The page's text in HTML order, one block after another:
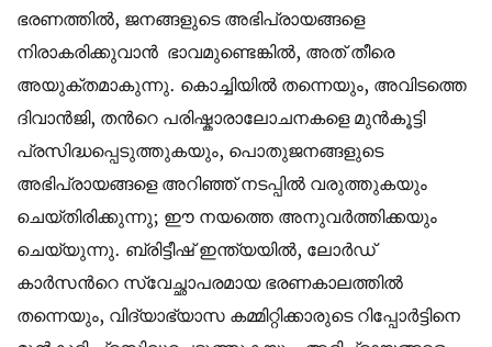
ഭരണത്തില്‍, ജനങ്ങളുടെ അഭിപ്രായങ്ങളെ
നിരാകരിക്കുവാന്‍ ഭാവമുണ്ടെങ്കിൽ, അത് തീരെ
അയുക്തമാകുന്നു. കൊച്ചിയിൽ തന്നെയും, അവിടത്തെ
ദിവാൻജി, തന്‍റെ പരിഷ്കാരാലോചനകളെ മുൻകൂട്ടി
പ്രസിദ്ധപ്പെടുത്തുകയും, പൊതുജനങ്ങളുടെ
അഭിപ്രായങ്ങളെ അറിഞ്ഞ് നടപ്പിൽ വരുത്തുകയും
ചെയ്തിരിക്കുന്നു; ഈ നയത്തെ അനുവർത്തിക്കയും
ചെയ്യുന്നു. ബ്രിട്ടീഷ് ഇന്ത്യയിൽ, ലോർഡ്
കാർസന്‍റെ സ്വേച്ഛാപരമായ ഭരണകാലത്തിൽ
തന്നെയും, വിദ്യാഭ്യാസ കമ്മിറ്റിക്കാരുടെ റിപ്പോർട്ടിനെ